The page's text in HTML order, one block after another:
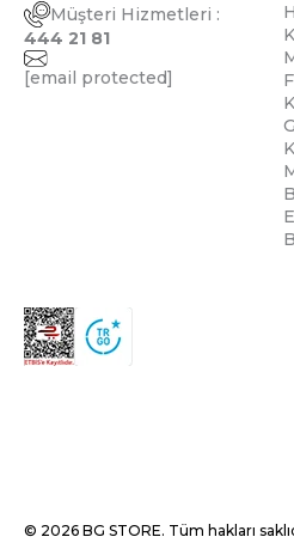
Müşteri Hizmetleri :
444 21 81
[email protected]
© 2026 BG STORE. Tüm hakları